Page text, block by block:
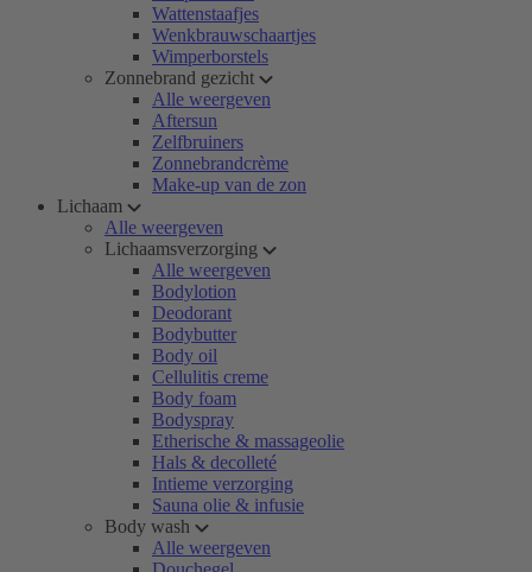
Wattenstaafjes
Wenkbrauwschaartjes
Wimperborstels
Zonnebrand gezicht
Alle weergeven
Aftersun
Zelfbruiners
Zonnebrandcrème
Make-up van de zon
Lichaam
Alle weergeven
Lichaamsverzorging
Alle weergeven
Bodylotion
Deodorant
Bodybutter
Body oil
Cellulitis creme
Body foam
Bodyspray
Etherische & massageolie
Hals & decolleté
Intieme verzorging
Sauna olie & infusie
Body wash
Alle weergeven